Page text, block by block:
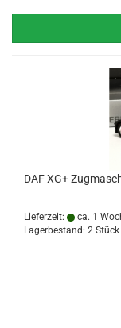
DAF XG+
Lieferzeit: ca. 1
Lagerbestand: 2 Stück